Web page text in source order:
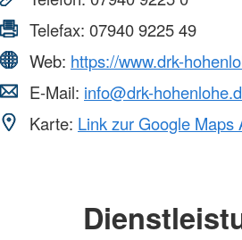
Telefax: 07940 9225 49
Web: https://www.drk-
E-Mail: info@drk-
Karte: Link zur Google Maps